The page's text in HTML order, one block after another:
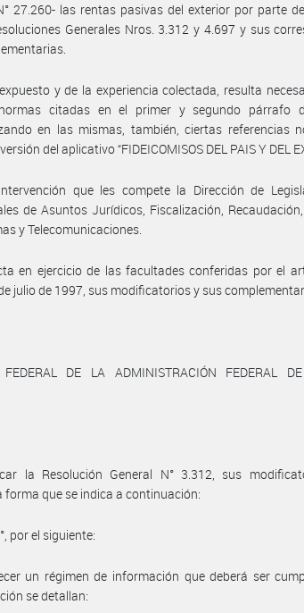
27.260- las rentas pasivas del exterior por parte
Generales Nros. 3.312 y 4.697 y sus
y de la experiencia colectada, resulta
citadas en el primer y segundo párrafo
en las mismas, también, ciertas referencias
del aplicativo “FIDEICOMISOS DEL PAIS Y DEL
que les compete la Dirección de
de Asuntos Jurídicos, Fiscalización,
y Telecomunicaciones.
en ejercicio de las facultades conferidas por el
julio de 1997, sus modificatorios y sus
DE LA ADMINISTRACIÓN FEDERAL DE
la Resolución General N° 3.312, sus
forma que se indica a continuación:
por el siguiente:
un régimen de información que deberá ser
se detallan: